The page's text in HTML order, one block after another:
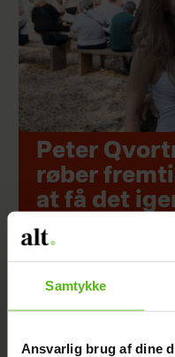
Samtykke
Ansvarlig brug af dine
Peter
røber
at få det